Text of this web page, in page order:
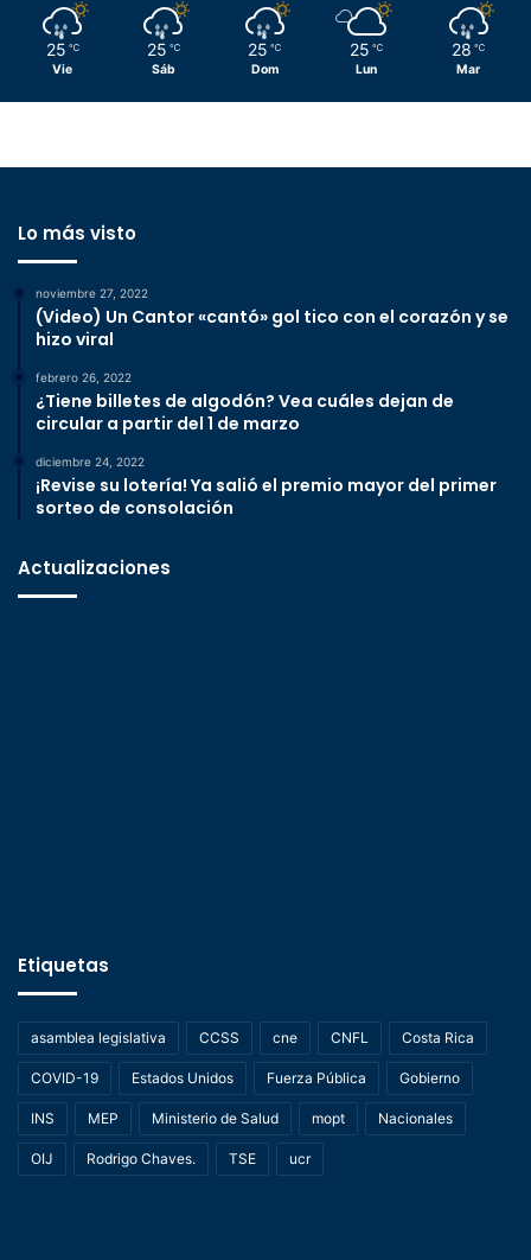
25 ℃
Vie
25 ℃
Sáb
25 ℃
Dom
25 ℃
Lun
28 ℃
Mar
Lo más visto
noviembre 27, 2022
(Video) Un Cantor «cantó» gol tico con el corazón y se
hizo viral
febrero 26, 2022
¿Tiene billetes de algodón? Vea cuáles dejan de
circular a partir del 1 de marzo
diciembre 24, 2022
¡Revise su lotería! Ya salió el premio mayor del primer
sorteo de consolación
Actualizaciones
Etiquetas
asamblea legislativa CCSS cne CNFL Costa Rica
COVID-19 Estados Unidos Fuerza Pública Gobierno
INS MEP Ministerio de Salud mopt Nacionales
OIJ Rodrigo Chaves. TSE ucr